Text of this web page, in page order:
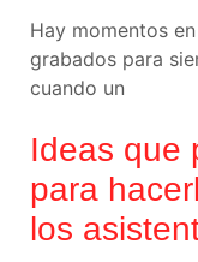
Hay momentos
grabados para
cuando un
Ideas que
para
los